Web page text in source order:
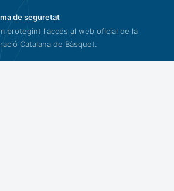
de seguretat
protegint l'accés al web oficial de la
Catalana de Bàsquet.